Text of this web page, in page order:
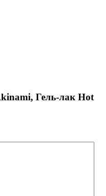
Гель-лак Hot